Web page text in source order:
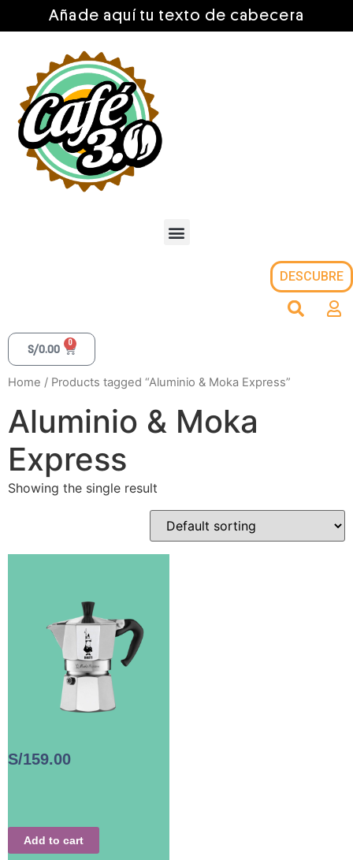
Añade aquí tu texto de cabecera
DESCUBRE
S/0.00
0
Home / Products tagged “Aluminio & Moka Express”
Aluminio & Moka
Express
Showing the single result
S/159.00
Add to cart